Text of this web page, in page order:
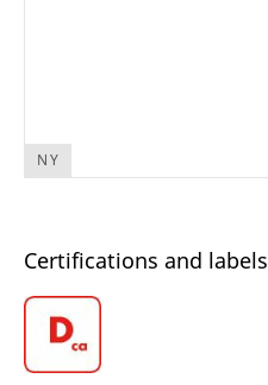
NY
Certifications and labels